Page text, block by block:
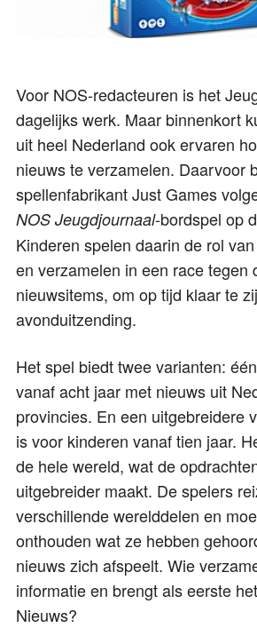
Voor NOS-redacteuren is het
dagelijks werk. Maar binnenkort
uit heel Nederland ook ervaren
nieuws te verzamelen. Daarvoor
spellenfabrikant Just Games
NOS Jeugdjournaal-bordspel op
Kinderen spelen daarin de rol
en verzamelen in een race tegen
nieuwsitems, om op tijd klaar te
avonduitzending.
Het spel biedt twee varianten:
vanaf acht jaar met nieuws uit
provincies. En een uitgebreidere
is voor kinderen vanaf tien jaar.
de hele wereld, wat de
uitgebreider maakt. De spelers
verschillende werelddelen en
onthouden wat ze hebben
nieuws zich afspeelt. Wie
informatie en brengt als eerste
Nieuws?